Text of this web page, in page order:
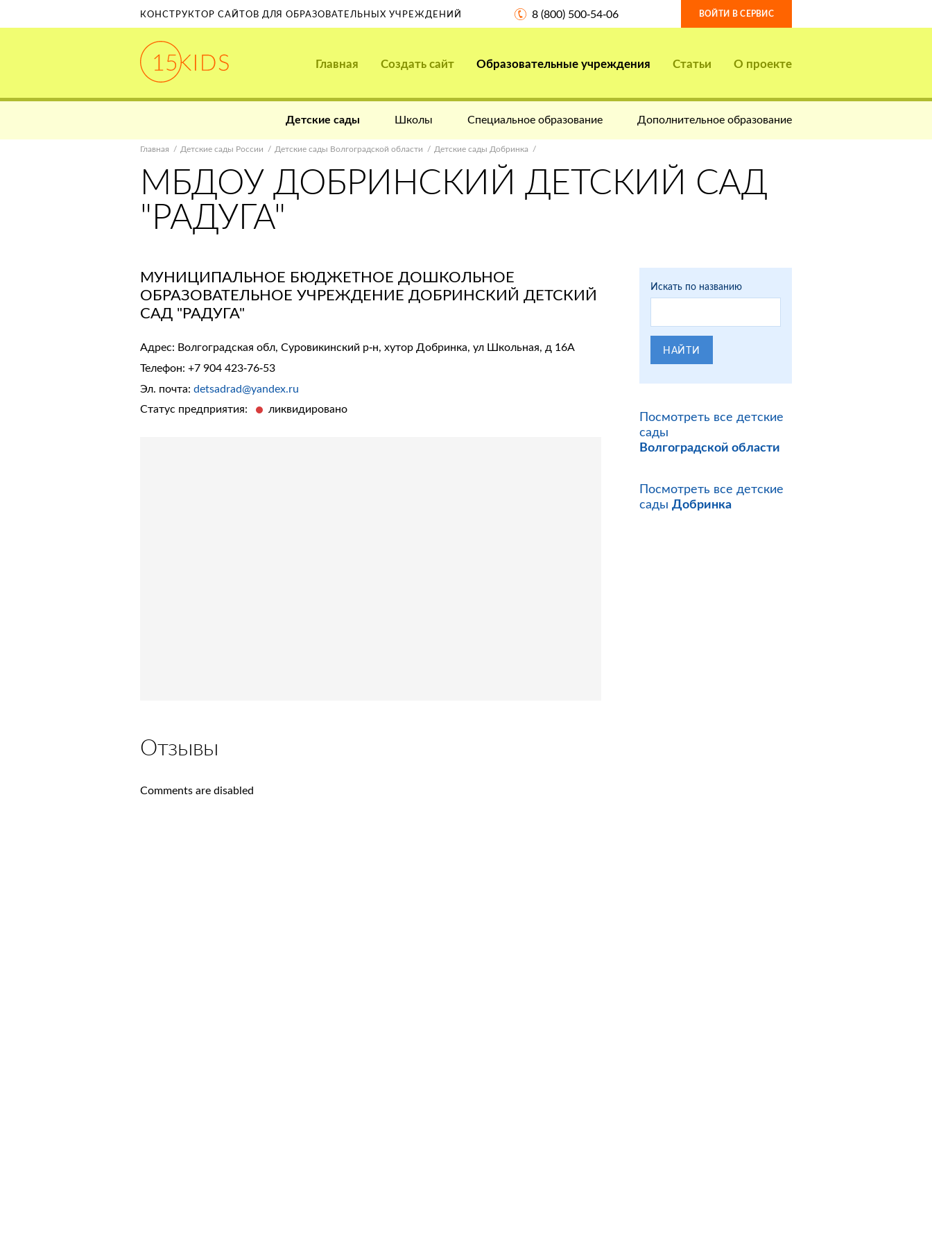
КОНСТРУКТОР САЙТОВ ДЛЯ ОБРАЗОВАТЕЛЬНЫХ УЧРЕЖДЕНИЙ 8 (800) 500-54-06 ВОЙТИ В СЕРВИС
Главная Создать сайт Образовательные учреждения Статьи О проекте
Детские сады Школы Специальное образование Дополнительное образование
Главная Детские сады России Детские сады Волгоградской области Детские сады Добринка
МБДОУ ДОБРИНСКИЙ ДЕТСКИЙ САД
"РАДУГА"
МУНИЦИПАЛЬНОЕ БЮДЖЕТНОЕ ДОШКОЛЬНОЕ
ОБРАЗОВАТЕЛЬНОЕ УЧРЕЖДЕНИЕ ДОБРИНСКИЙ ДЕТСКИЙ
САД "РАДУГА"
Адрес: Волгоградская обл, Суровикинский р-н, хутор Добринка, ул Школьная, д 16А
Телефон: +7 904 423-76-53
Эл. почта: detsadrad@yandex.ru
Статус предприятия:
ликвидировано
Отзывы
Comments are disabled
Искать по названию
НАЙТИ
Посмотреть все детские
сады
Волгоградской области
Посмотреть все детские
сады Добринка